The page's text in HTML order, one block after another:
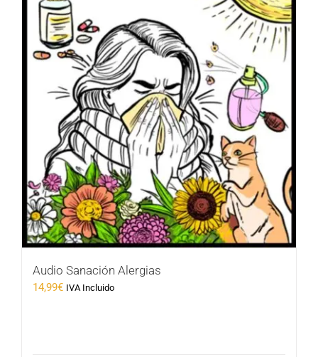
Audio Sanación Alergias
14,99€ IVA Incluido